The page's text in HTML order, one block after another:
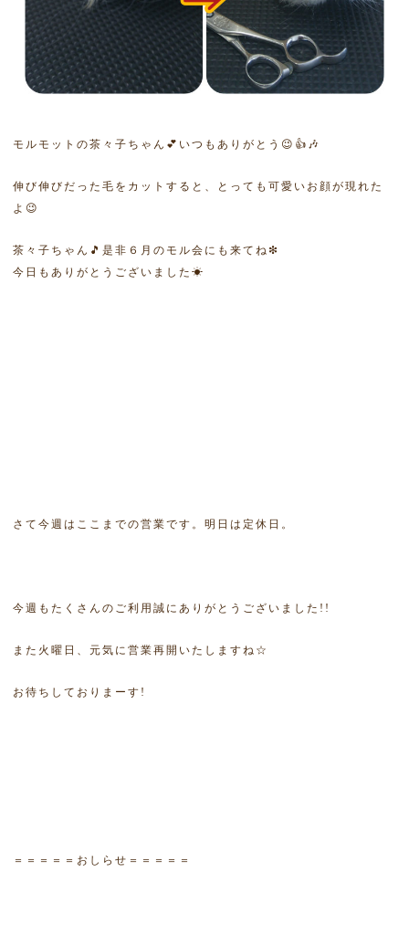
モルモットの茶々子ちゃん💕いつもありがとう😉👍🎶
伸び伸びだった毛をカットすると、とっても可愛いお顔が現れた
よ😉
茶々子ちゃん🎵是非６月のモル会にも来てね❇
今日もありがとうございました☀
さて今週はここまでの営業です。明日は定休日。
今週もたくさんのご利用誠にありがとうございました!!
また火曜日、元気に営業再開いたしますね☆
お待ちしておりまーす!
＝＝＝＝＝おしらせ＝＝＝＝＝